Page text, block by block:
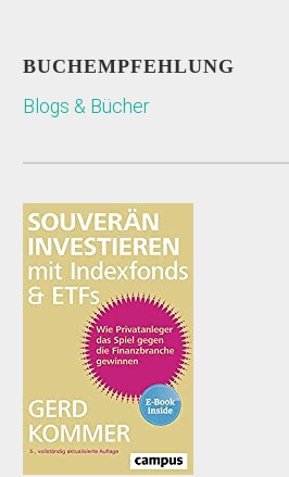
BUCHEMPFEHLUNG
Blogs & Bücher